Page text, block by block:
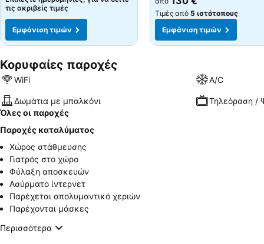
τις ακριβείς τιμές
Εμφάνιση τιμών
Τιμές από 5 ιστότοπους
Εμφάνιση τιμών
Κορυφαίες παροχές
WiFi A/C
Δωμάτια με μπαλκόνι
Τηλεόραση /
Όλες οι παροχές
Παροχές καταλύματος
Χώρος στάθμευσης
Γιατρός στο χώρο
Φύλαξη αποσκευών
Ασύρματο ίντερνετ
Παρέχεται απολυμαντικό χεριών
Παρέχονται μάσκες
Περισσότερα